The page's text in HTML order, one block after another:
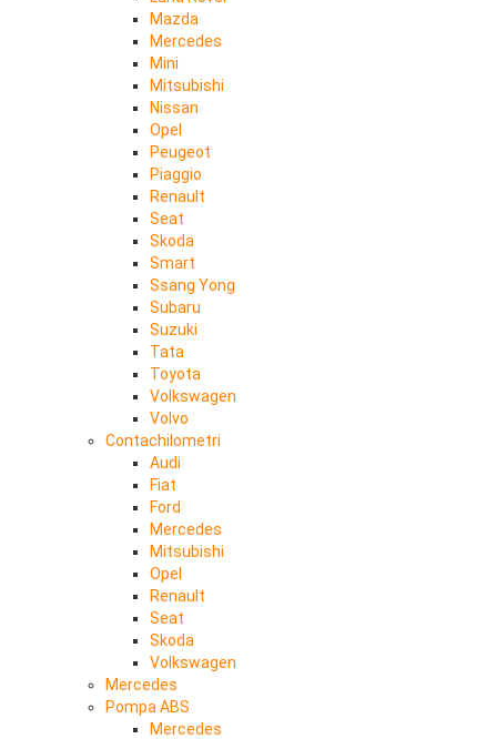
Mazda
Mercedes
Mini
Mitsubishi
Nissan
Opel
Peugeot
Piaggio
Renault
Seat
Skoda
Smart
Ssang Yong
Subaru
Suzuki
Tata
Toyota
Volkswagen
Volvo
Contachilometri
Audi
Fiat
Ford
Mercedes
Mitsubishi
Opel
Renault
Seat
Skoda
Volkswagen
Mercedes
Pompa ABS
Mercedes